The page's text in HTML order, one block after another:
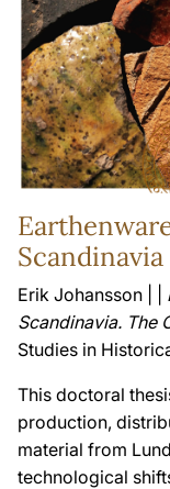
Scandinavia
Erik Johansson | |
Scandinavia. The
Studies in
This doctoral
production,
material from
technological